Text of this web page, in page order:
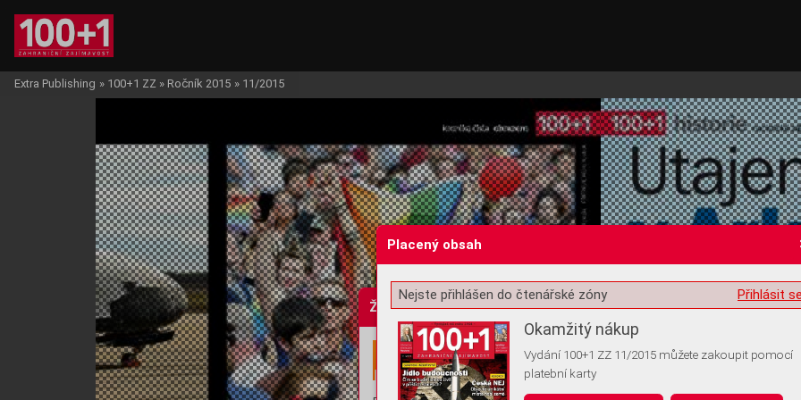
Žádost o souhlas s ukládáním volitelných informací
Extra Publishing » 100+1 ZZ » Ročník 2015 » 11/2015
Placený obsah
Přihlásit
Nejste přihlášen do čtenářské zóny
Okamžitý nákup
Vydání 100+1 ZZ 11/2015 můžete zakoupit pomocí
platební karty